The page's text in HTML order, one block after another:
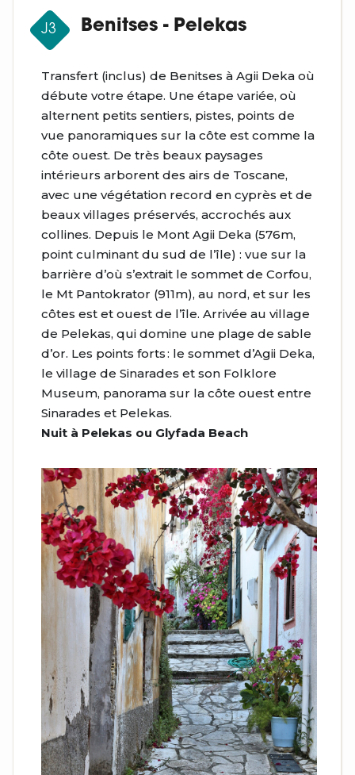
J3 Benitses - Pelekas
Transfert (inclus) de Benitses à Agii Deka où
débute votre étape. Une étape variée, où
alternent petits sentiers, pistes, points de
vue panoramiques sur la côte est comme la
côte ouest. De très beaux paysages
intérieurs arborent des airs de Toscane,
avec une végétation record en cyprès et de
beaux villages préservés, accrochés aux
collines. Depuis le Mont Agii Deka (576m,
point culminant du sud de l’île) : vue sur la
barrière d’où s’extrait le sommet de Corfou,
le Mt Pantokrator (911m), au nord, et sur les
côtes est et ouest de l’île. Arrivée au village
de Pelekas, qui domine une plage de sable
d’or. Les points forts : le sommet d’Agii Deka,
le village de Sinarades et son Folklore
Museum, panorama sur la côte ouest entre
Sinarades et Pelekas.
Nuit à Pelekas ou Glyfada Beach